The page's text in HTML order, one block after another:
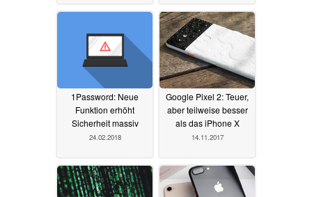
1Password: Neue
Funktion erhöht
Sicherheit massiv
24.02.2018
Google Pixel 2: Teuer,
aber teilweise besser
als das iPhone X
14.11.2017